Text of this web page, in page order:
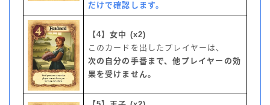
だけで確認します。
【4】女中 (x2)
このカードを出したプレイヤーは、
次の自分の手番まで、他プレイヤーの効
果を受けません。